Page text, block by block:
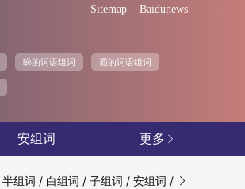
Sitemap Baidunews
睇的词语组词 霸的词语组词
更多 
安组词
半组词 / 白组词 / 子组词 / 安组词 / 